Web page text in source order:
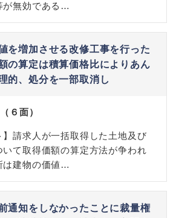
が無効である…
を増加させる改修工事を行った
の算定は積算価格比によりあん
的、処分を一部取消し
６面）
】請求人が一括取得した土地及び
て取得価額の算定方法が争われ
は建物の価値…
通知をしなかったことに裁量権